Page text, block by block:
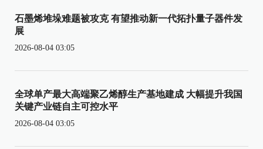
石墨烯堆垛难题被攻克 有望推动新一代拓扑量子器件发
展
2026-08-04 03:05
全球单产最大高端聚乙烯醇生产基地建成 大幅提升我国
关键产业链自主可控水平
2026-08-04 03:05